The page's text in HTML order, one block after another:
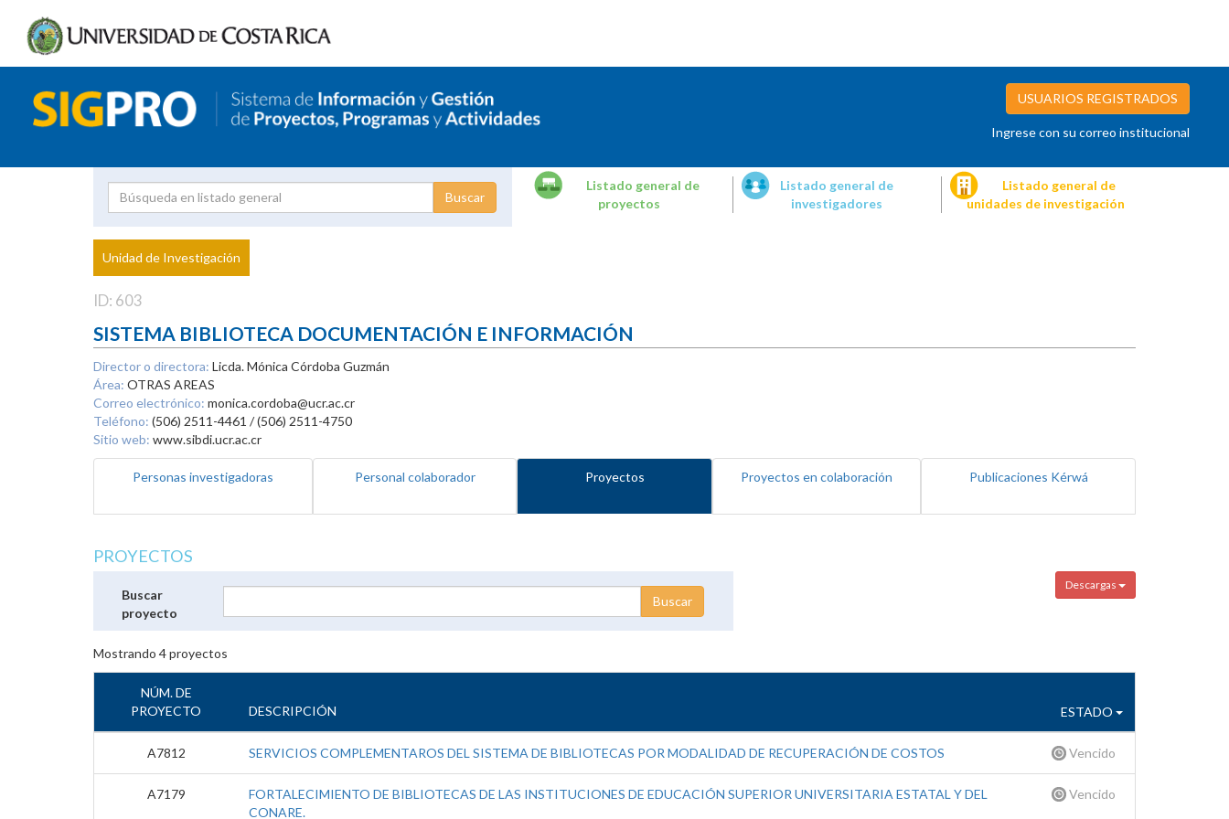
USUARIOS REGISTRADOS
Ingrese con su correo institucional
Proyecto
Investigador
Listado general de
proyectos
Listado general de
investigadores
Listado general de
unidades de investigación
Unidad de Investigación
ID: 603
SISTEMA BIBLIOTECA DOCUMENTACIÓN E INFORMACIÓN
Director o directora: Licda. Mónica Córdoba Guzmán
Área: OTRAS AREAS
Correo electrónico: monica.cordoba@ucr.ac.cr
Teléfono: (506) 2511-4461 / (506) 2511-4750
Sitio web: www.sibdi.ucr.ac.cr
Personas investigadoras Personal colaborador Proyectos Proyectos en colaboración Publicaciones Kérwá
PROYECTOS
Descargas
Buscar
proyecto
Mostrando 4proyectos
NÚM. DE
PROYECTO
DESCRIPCIÓN ESTADO
A7812 SERVICIOS COMPLEMENTAROS DEL SISTEMA DE BIBLIOTECAS POR MODALIDAD DE RECUPERACIÓN DE COSTOS Vencido
A7179
FORTALECIMIENTO DE BIBLIOTECAS DE LAS INSTITUCIONES DE EDUCACIÓN SUPERIOR UNIVERSITARIA ESTATAL Y DEL
CONARE.
Vencido